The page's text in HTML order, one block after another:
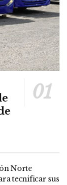
Norte
tecnificar sus